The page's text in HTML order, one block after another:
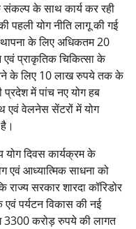
के साथ कार्य कर रही
पहली योग नीति लागू की गई
के लिए अधिकतम 20
प्राकृतिक चिकित्सा के
के लिए 10 लाख रुपये तक के
प्रदेश में पांच नए योग हब
एवं वेलनेस सेंटरों में योग
योग दिवस कार्यक्रम के
एवं आध्यात्मिक साधना को
सरकार शारदा कॉरिडोर
एवं पर्यटन विकास की नई
3300 करोड़ रुपये की लागत